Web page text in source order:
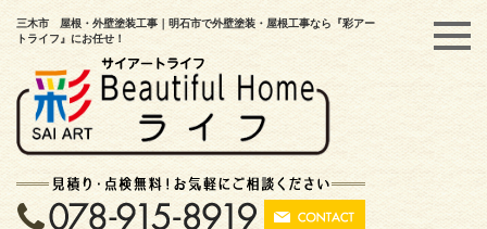
三木市 屋根・外壁塗装工事｜明石市で外壁塗装・屋根工事なら『彩アー
トライフ』にお任せ！